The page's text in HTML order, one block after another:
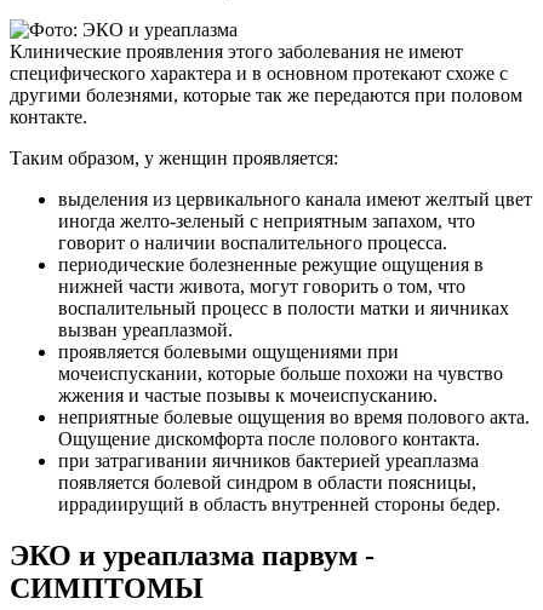
Клинические проявления этого заболевания не имеют
специфического характера и в основном протекают схоже с
другими болезнями, которые так же передаются при половом
контакте.
Таким образом, у женщин проявляется:
выделения из цервикального канала имеют желтый цвет
иногда желто-зеленый с неприятным запахом, что
говорит о наличии воспалительного процесса.
периодические болезненные режущие ощущения в
нижней части живота, могут говорить о том, что
воспалительный процесс в полости матки и яичниках
вызван уреаплазмой.
проявляется болевыми ощущениями при
мочеиспускании, которые больше похожи на чувство
жжения и частые позывы к мочеиспусканию.
неприятные болевые ощущения во время полового акта.
Ощущение дискомфорта после полового контакта.
при затрагивании яичников бактерией уреаплазма
появляется болевой синдром в области поясницы,
иррадиирущий в область внутренней стороны бедер.
ЭКО и уреаплазма парвум -
СИМПТОМЫ